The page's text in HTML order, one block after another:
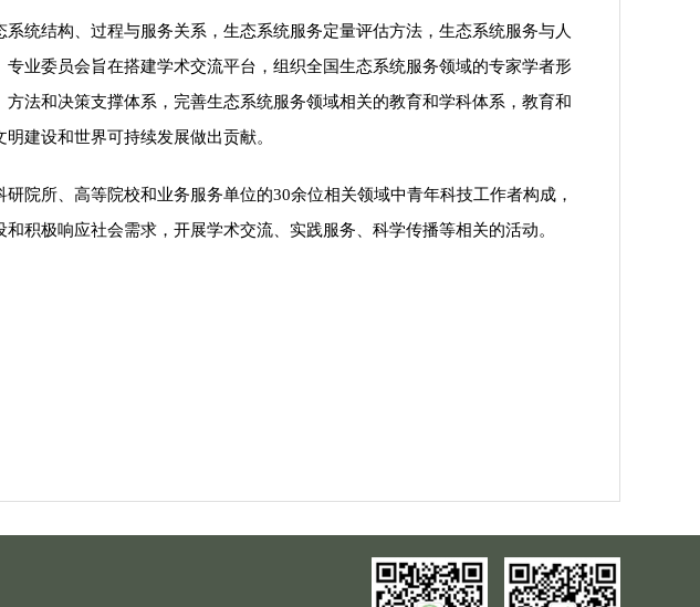
统结构、过程与服务关系，生态系统服务定量评估方法，生态系统服务与人
业委员会旨在搭建学术交流平台，组织全国生态系统服务领域的专家学者形
法和决策支撑体系，完善生态系统服务领域相关的教育和学科体系，教育和
建设和世界可持续发展做出贡献。
院所、高等院校和业务服务单位的30余位相关领域中青年科技工作者构成，
积极响应社会需求，开展学术交流、实践服务、科学传播等相关的活动。